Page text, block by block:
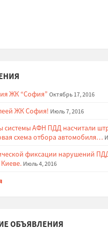
ЖК “София” Октябрь 17, 2016
ЖК София! Июль 7, 2016
системы АФН ПДД насчитали
схема отбора автомобиля…
фиксации нарушений
Июль 4, 2016
ОБЪЯВЛЕНИЯ